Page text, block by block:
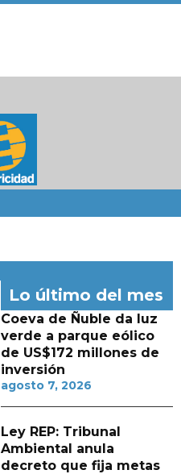
Lo último del mes
Coeva de Ñuble da luz
verde a parque eólico
de US$172 millones de
inversión
agosto 7, 2026
Ley REP: Tribunal
Ambiental anula
decreto que fija metas